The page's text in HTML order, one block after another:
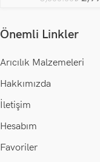
Önemli Linkler
Arıcılık Malzemeleri
Hakkımızda
İletişim
Hesabım
Favoriler